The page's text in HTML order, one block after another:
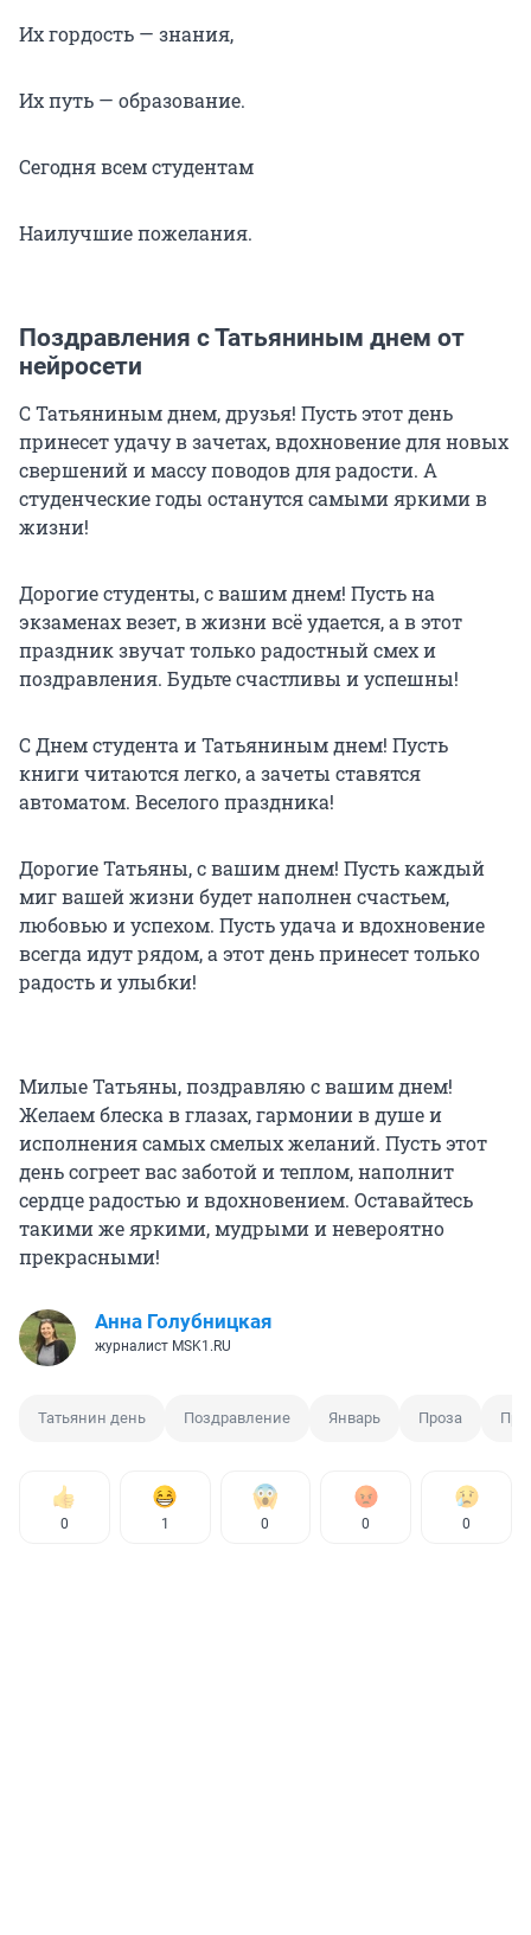
Их гордость — знания,
Их путь — образование.
Сегодня всем студентам
Наилучшие пожелания.
Поздравления с Татьяниным днем от
нейросети
С Татьяниным днем, друзья! Пусть этот день
принесет удачу в зачетах, вдохновение для новых
свершений и массу поводов для радости. А
студенческие годы останутся самыми яркими в
жизни!
Дорогие студенты, с вашим днем! Пусть на
экзаменах везет, в жизни всё удается, а в этот
праздник звучат только радостный смех и
поздравления. Будьте счастливы и успешны!
С Днем студента и Татьяниным днем! Пусть
книги читаются легко, а зачеты ставятся
автоматом. Веселого праздника!
Дорогие Татьяны, с вашим днем! Пусть каждый
миг вашей жизни будет наполнен счастьем,
любовью и успехом. Пусть удача и вдохновение
всегда идут рядом, а этот день принесет только
радость и улыбки!
Милые Татьяны, поздравляю с вашим днем!
Желаем блеска в глазах, гармонии в душе и
исполнения самых смелых желаний. Пусть этот
день согреет вас заботой и теплом, наполнит
сердце радостью и вдохновением. Оставайтесь
такими же яркими, мудрыми и невероятно
прекрасными!
Анна Голубницкая
журналист MSK1.RU
Татьянин день Поздравление Январь Проза
0 1 0 0 0